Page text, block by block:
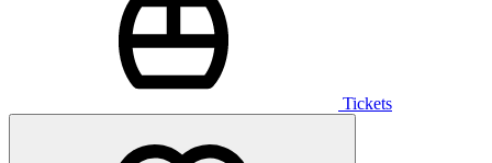
Tickets